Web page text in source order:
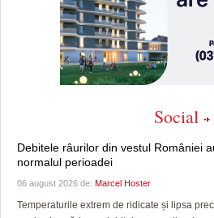
Social
Debitele râurilor din vestul României
normalul perioadei
06 august 2026 de: Marcel Hoster
Temperaturile extrem de ridicate și lipsa